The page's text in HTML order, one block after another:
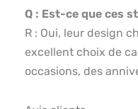
Q : Est-ce que ces
R : Oui, leur design
excellent choix de
occasions, des